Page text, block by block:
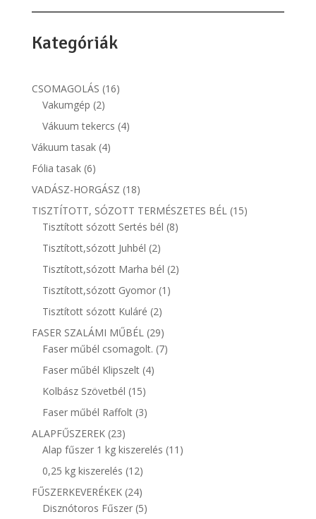
Kategóriák
CSOMAGOLÁS 1616
Vakumgép 22
termék
Vákuum tekercs 44
Vákuum tasak 44
Fólia tasak 66
termék
VADÁSZ-HORGÁSZ 1818
termék
TISZTÍTOTT, SÓZOTT TERMÉSZETES BÉL 1515
Tisztított sózott Sertés bél 88
Tisztított,sózott Juhbél 22
termék
Tisztított,sózott Marha bél 22
Tisztított,sózott Gyomor 1 1
Tisztított sózott Kuláré 22
termék
FASER SZALÁMI MŰBÉL 2929
termék
Faser műbél csomagolt. 77
Faser műbél Klipszelt 44
Kolbász Szövetbél 1515
termék
Faser műbél Raffolt 33
ALAPFŰSZEREK 2323
termék
Alap fűszer 1 kg kiszerelés 11 11
0,25 kg kiszerelés 1212
termék
FŰSZERKEVERÉKEK 2424
termék
Disznótoros Fűszer 55